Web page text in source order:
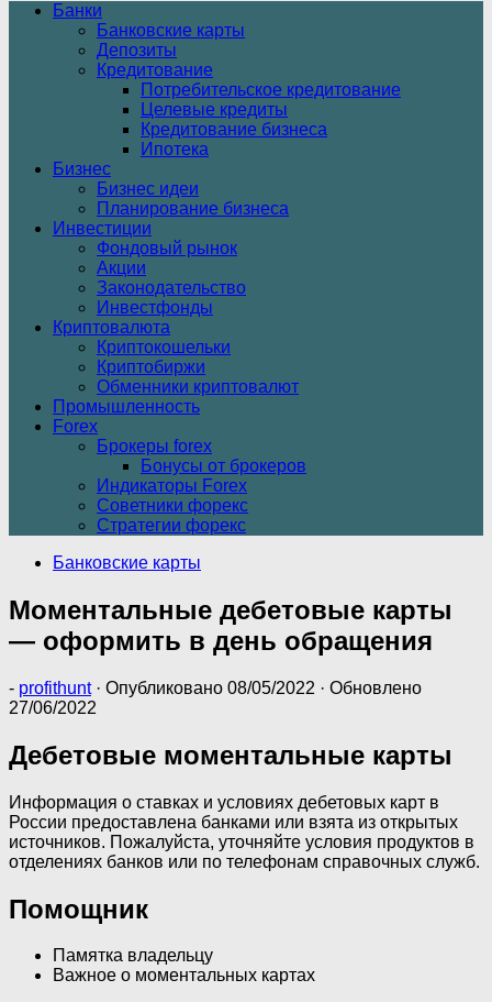
Банки
Банковские карты
Депозиты
Кредитование
Потребительское кредитование
Целевые кредиты
Кредитование бизнеса
Ипотека
Бизнес
Бизнес идеи
Планирование бизнеса
Инвестиции
Фондовый рынок
Акции
Законодательство
Инвестфонды
Криптовалюта
Криптокошельки
Криптобиржи
Обменники криптовалют
Промышленность
Forex
Брокеры forex
Бонусы от брокеров
Индикаторы Forex
Советники форекс
Стратегии форекс
Банковские карты
Моментальные дебетовые карты
— оформить в день обращения
- profithunt · Опубликовано 08/05/2022 · Обновлено
27/06/2022
Дебетовые моментальные карты
Информация о ставках и условиях дебетовых карт в
России предоставлена банками или взята из открытых
источников. Пожалуйста, уточняйте условия продуктов в
отделениях банков или по телефонам справочных служб.
Помощник
Памятка владельцу
Важное о моментальных картах